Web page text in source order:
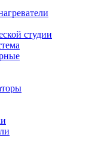
студии